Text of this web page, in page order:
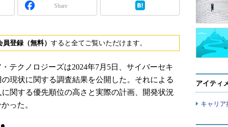
Share
員登録（無料） すると全てご覧いただけます。
テクノロジーズは2024年7月5日、サイバーセキ
現状に関する調査結果を公開した。それによる
関する優先順位の高さと実際の計画、開発状況
った。
アイティ
キャリア